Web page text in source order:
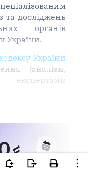
та досліджень
органів
України.
України
(аналізи,
експертами